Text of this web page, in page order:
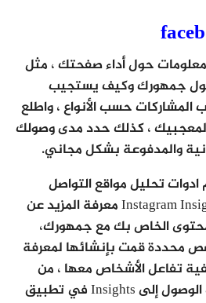
يوفر Facebook Insights معلومات حول أداء صفحتك ، مثل
حول جمهورك وكيف يستجيب
المشاركات حسب الأنواع ، واطلع
لمعجبيك ، كذلك حدد مدى وصولك
والمدفوعة بشكل مجاني.
تحليل مواقع التواصل
الاجتماعي، يتيح لك Instagram Insights معرفة المزيد عن
الخاص بك مع جمهورك،
محددة قمت بإنشائها لمعرفة
تفاعل الأشخاص معها ، من
ملفك الشخصي ، يمكنك الوصول إلى Insights في تطبيق